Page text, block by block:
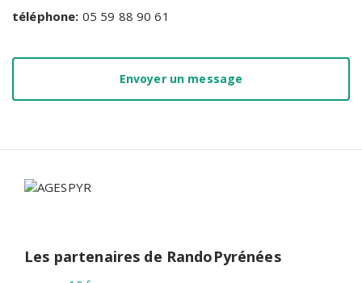
téléphone: 05 59 88 90 61
Envoyer un message
Les partenaires de RandoPyrénées